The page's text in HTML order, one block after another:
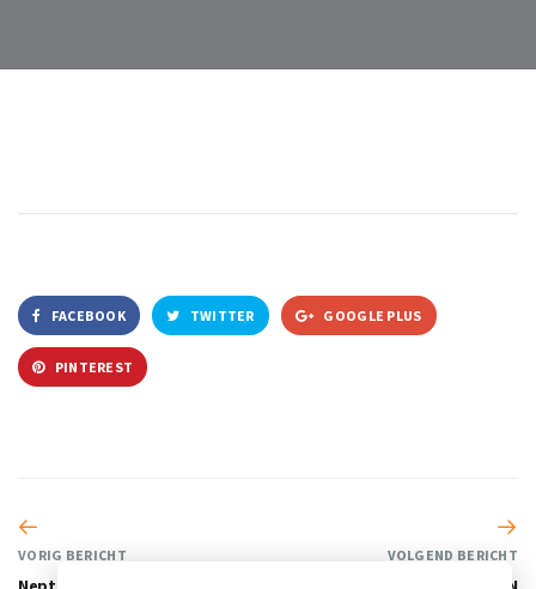
FACEBOOK TWITTER GOOGLE PLUS
PINTEREST
VORIG BERICHT VOLGEND BERICHT